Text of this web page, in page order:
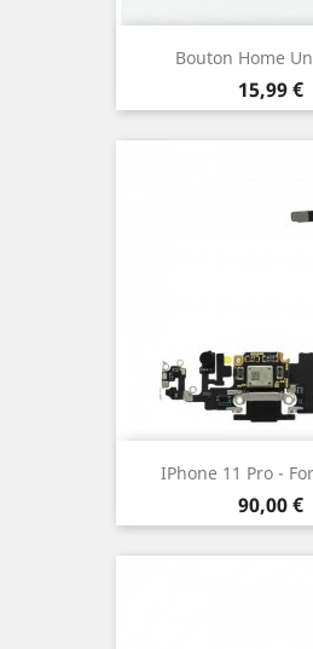
Bouton Home
Prix
15,99 €
IPhone 11 Pro -
Prix
90,00 €